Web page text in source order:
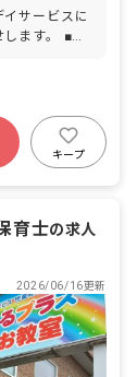
％） ■介護休
サービスに
す。 ■具
動、勉強、
びサポート
備
キープ
育士の求人
2026/06/16更新